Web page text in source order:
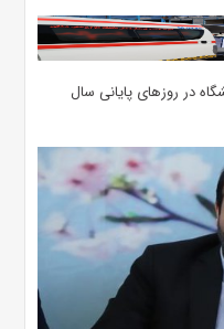
در روزهای پایانی سال